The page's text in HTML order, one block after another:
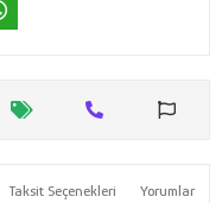
Taksit Seçenekleri Yorumlar